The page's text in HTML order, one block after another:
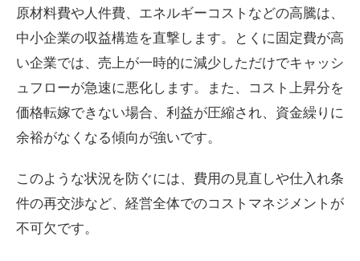
原材料費や人件費、エネルギーコストなどの高騰は、
中小企業の収益構造を直撃します。とくに固定費が高
い企業では、売上が一時的に減少しただけでキャッシ
ュフローが急速に悪化します。また、コスト上昇分を
価格転嫁できない場合、利益が圧縮され、資金繰りに
余裕がなくなる傾向が強いです。
このような状況を防ぐには、費用の見直しや仕入れ条
件の再交渉など、経営全体でのコストマネジメントが
不可欠です。